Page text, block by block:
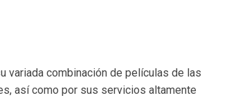
variada combinación de películas de las
así como por sus servicios altamente